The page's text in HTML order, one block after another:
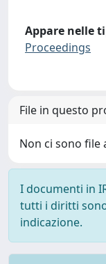
Appare nelle
Proceedings
File in questo
Non ci sono file
I documenti in
tutti i diritti
indicazione.